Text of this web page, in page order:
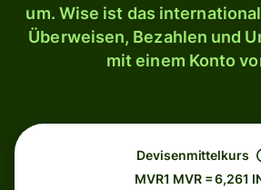
um. Wise ist das
Überweisen, Bezahlen und
mit einem Konto
Devisenmittelkurs
MVR1 MVR = 6,261